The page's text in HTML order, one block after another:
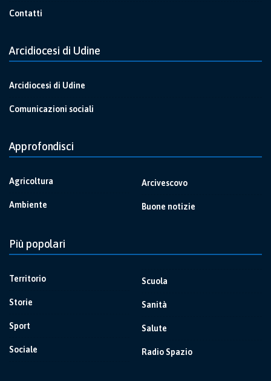
Contatti
Arcidiocesi di Udine
Arcidiocesi di Udine
Comunicazioni sociali
Approfondisci
Agricoltura
Ambiente
Arcivescovo
Buone notizie
Più popolari
Territorio
Storie
Sport
Sociale
Scuola
Sanità
Salute
Radio Spazio